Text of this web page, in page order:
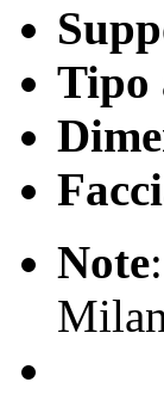
Tipo
Note